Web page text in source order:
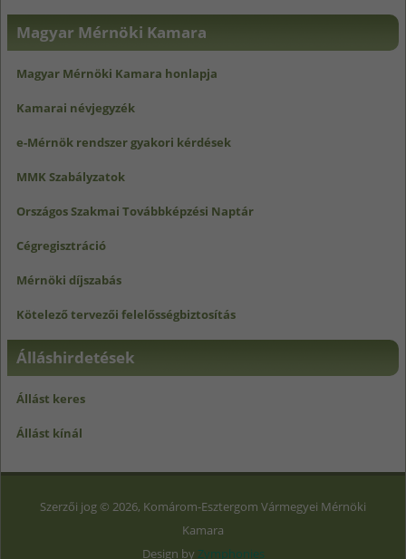
Magyar Mérnöki Kamara
Magyar Mérnöki Kamara honlapja
Kamarai névjegyzék
e-Mérnök rendszer gyakori kérdések
MMK Szabályzatok
Országos Szakmai Továbbképzési Naptár
Cégregisztráció
Mérnöki díjszabás
Kötelező tervezői felelősségbiztosítás
Álláshirdetések
Állást keres
Állást kínál
Szerzői jog © 2026, Komárom-Esztergom Vármegyei Mérnöki
Kamara
Design by Zymphonies